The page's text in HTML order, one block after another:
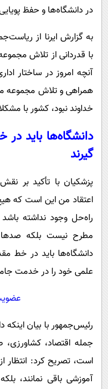
در دانشگاه‌ها و حفظ
به گزارش ایرنا از
با قدردانی از تلاش
آنچه امروز در ساختار
همراهی و تلاش مجموعه
خداوند نبود، کشور با
دانشگاه‌ها باید
گیرند
پزشکیان با تأکید بر
اعتقاد من این است که
راه‌حل وجود نداشته
مطرح نیست بلکه
دانشگاه‌ها باید در خط
علمی خود را در خدمت
رئیس‌جمهور با بیان
جمله اقتصاد،
است، تصریح کرد: انتظار
آموزشی باقی نمانند،